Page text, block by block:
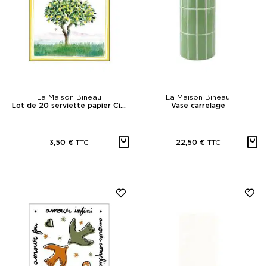
La Maison Bineau
Lot de 20 serviette papier Citronier
3,50 € TTC
La Maison Bineau
Vase carrelage
22,50 € TTC